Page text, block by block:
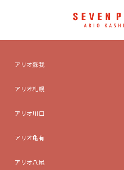
アリオ蘇我
アリオ札幌
アリオ川口
アリオ亀有
アリオ八尾